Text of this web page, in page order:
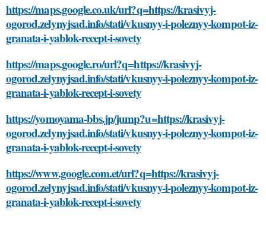
https://maps.google.co.uk/url?q=https://krasivyj-
ogorod.zelynyjsad.info/stati/vkusnyy-i-poleznyy-kompot-iz-
granata-i-yablok-recept-i-sovety
https://maps.google.ro/url?q=https://krasivyj-
ogorod.zelynyjsad.info/stati/vkusnyy-i-poleznyy-kompot-iz-
granata-i-yablok-recept-i-sovety
https://yomoyama-bbs.jp/jump?u=https://krasivyj-
ogorod.zelynyjsad.info/stati/vkusnyy-i-poleznyy-kompot-iz-
granata-i-yablok-recept-i-sovety
https://www.google.com.et/url?q=https://krasivyj-
ogorod.zelynyjsad.info/stati/vkusnyy-i-poleznyy-kompot-iz-
granata-i-yablok-recept-i-sovety